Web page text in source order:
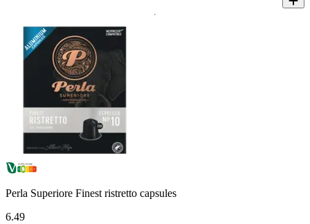
Perla Superiore Finest ristretto capsules
6.49